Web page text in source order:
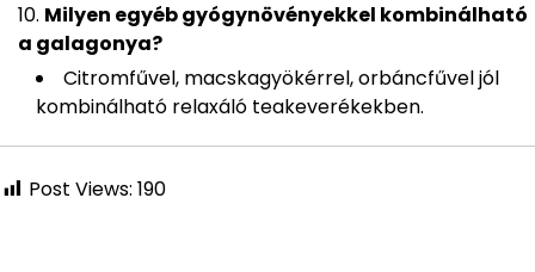
Milyen egyéb gyógynövényekkel kombinálható
a galagonya?
Citromfűvel, macskagyökérrel, orbáncfűvel jól
kombinálható relaxáló teakeverékekben.
Post Views: 190